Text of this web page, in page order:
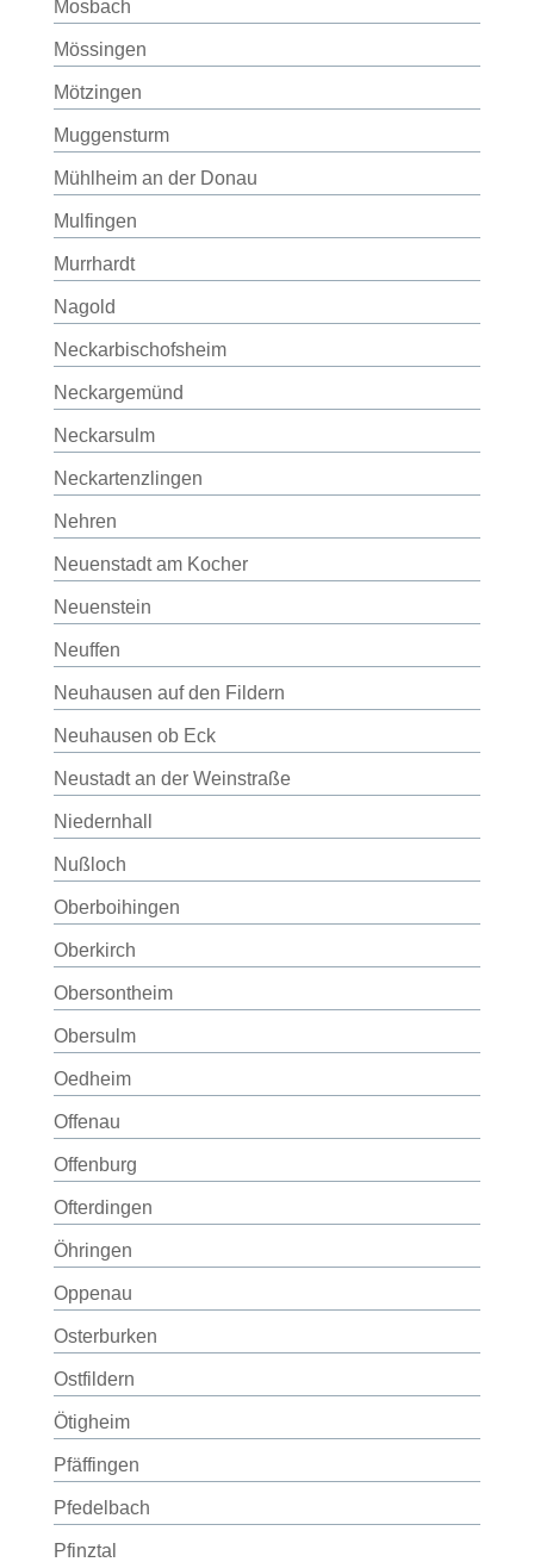
Mosbach
Mössingen
Mötzingen
Muggensturm
Mühlheim an der Donau
Mulfingen
Murrhardt
Nagold
Neckarbischofsheim
Neckargemünd
Neckarsulm
Neckartenzlingen
Nehren
Neuenstadt am Kocher
Neuenstein
Neuffen
Neuhausen auf den Fildern
Neuhausen ob Eck
Neustadt an der Weinstraße
Niedernhall
Nußloch
Oberboihingen
Oberkirch
Obersontheim
Obersulm
Oedheim
Offenau
Offenburg
Ofterdingen
Öhringen
Oppenau
Osterburken
Ostfildern
Ötigheim
Pfäffingen
Pfedelbach
Pfinztal